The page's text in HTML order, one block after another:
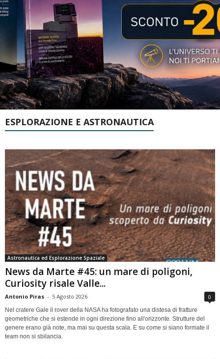
ESPLORAZIONE E ASTRONAUTICA
Astronautica ed Esplorazione Spaziale
News da Marte #45: un mare di poligoni,
Curiosity risale Valle...
Antonio Piras - 5 Agosto 2026 0
Nel cratere Gale il rover della NASA ha fotografato una distesa di fratture
geometriche che si estende in ogni direzione fino all'orizzonte. Strutture del
genere erano già note, ma mai su questa scala. E su come si siano formate il
team non si sbilancia.